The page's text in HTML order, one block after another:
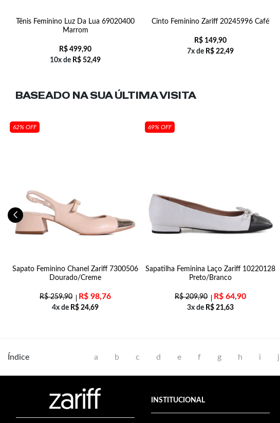
Tênis Feminino Luz Da Lua 69020400
Marrom
R$ 499,90
10x de R$ 52,49
Cinto Feminino Zariff 20245996 Café
R$ 149,90
7x de R$ 22,49
BASEADO NA SUAÚLTIMA VISITA
62% OFF
Sapato Feminino Chanel Zariff 7300506
Dourado/Creme
R$259,90 R$ 98,76
4x de R$ 24,69
69% OFF
Sapatilha Feminina Laço Zariff 10220128
Preto/Branco
R$209,90 R$ 64,90
3x de R$ 21,63
Índice a b c d e f g h i j
INSTITUCIONAL